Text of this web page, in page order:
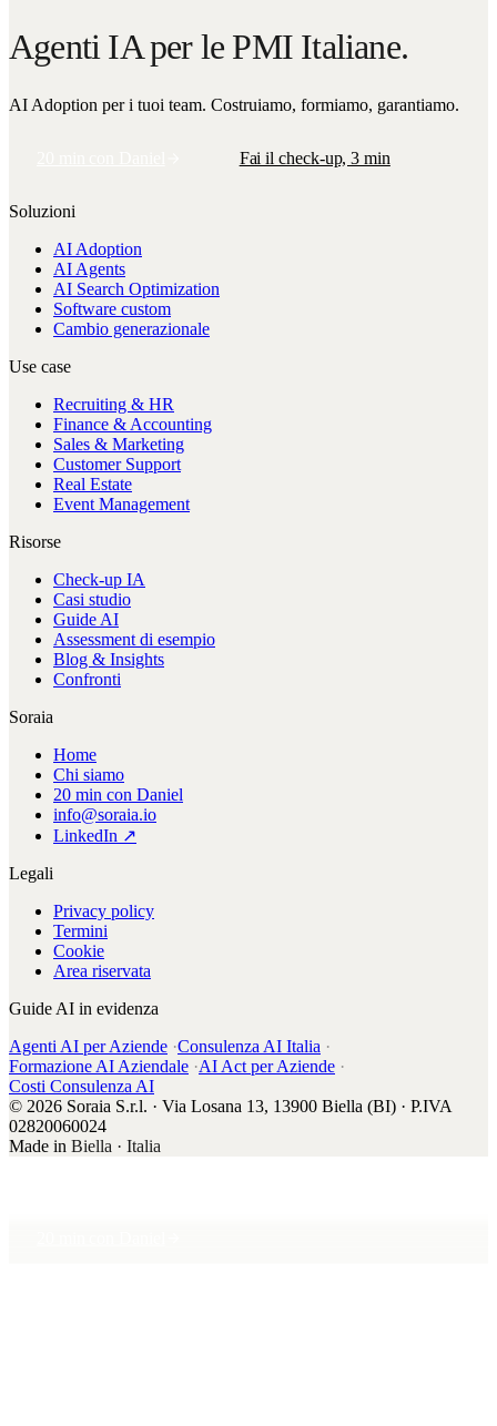
Agenti IA per le PMI Italiane.
AI Adoption per i tuoi team. Costruiamo, formiamo, garantiamo.
Fai il check-up, 3 min
Soluzioni
AI Adoption
AI Agents
AI Search Optimization
Software custom
Cambio generazionale
Use case
Recruiting & HR
Finance & Accounting
Sales & Marketing
Customer Support
Real Estate
Event Management
Risorse
Check-up IA
Casi studio
Guide AI
Assessment di esempio
Blog & Insights
Confronti
Soraia
Home
Chi siamo
20 min con Daniel
info@soraia.io
LinkedIn ↗
Legali
Privacy policy
Termini
Cookie
Area riservata
Guide AI in evidenza
Agenti AI per Aziende ·Consulenza AI Italia ·
Formazione AI Aziendale ·AI Act per Aziende ·
Costi Consulenza AI
© 2026 Soraia S.r.l. · Via Losana 13, 13900 Biella (BI) · P.IVA
02820060024
Made in Biella · Italia